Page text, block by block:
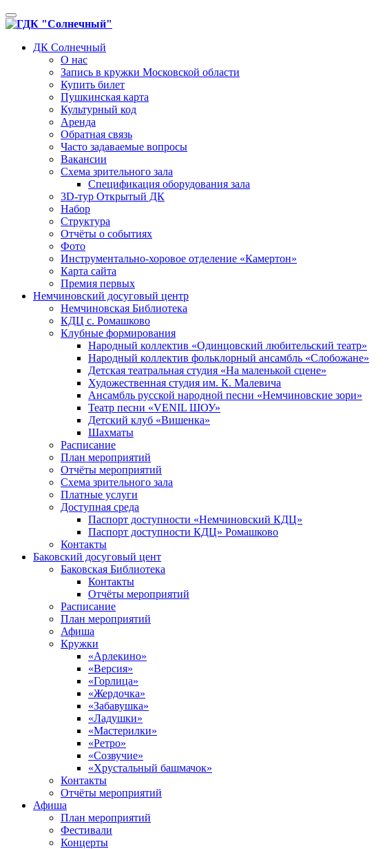
Toggle
navigation
ДК Солнечный
О нас
Запись в кружки Московской области
Купить билет
Пушкинская карта
Культурный код
Аренда
Обратная связь
Часто задаваемые вопросы
Вакансии
Схема зрительного зала
Спецификация оборудования зала
3D-тур Открытый ДК
Набор
Структура
Отчёты о событиях
Фото
Инструментально-хоровое отделение «Камертон»
Карта сайта
Премия первых
Немчиновский досуговый центр
Немчиновская Библиотека
КДЦ с. Ромашково
Клубные формирования
Народный коллектив «Одинцовский любительский театр»
Народный коллектив фольклорный ансамбль «Слобожане»
Детская театральная студия «На маленькой сцене»
Художественная студия им. К. Малевича
Ансамбль русской народной песни «Немчиновские зори»
Театр песни «VENIL ШОУ»
Детский клуб «Вишенка»
Шахматы
Расписание
План мероприятий
Отчёты мероприятий
Схема зрительного зала
Платные услуги
Доступная среда
Паспорт доступности «Немчиновский КДЦ»
Паспорт доступности КДЦ» Ромашково
Контакты
Баковский досуговый цент
Баковская Библиотека
Контакты
Отчёты мероприятий
Расписание
План мероприятий
Афиша
Кружки
«Арлекино»
«Версия»
«Горлица»
«Жердочка»
«Забавушка»
«Ладушки»
«Мастерилки»
«Ретро»
«Созвучие»
«Хрустальный башмачок»
Контакты
Отчёты мероприятий
Афиша
План мероприятий
Фестивали
Концерты